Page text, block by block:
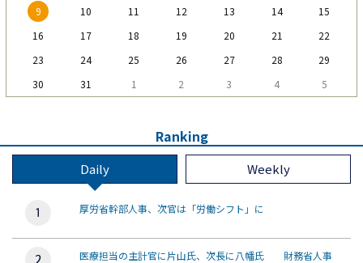
9
10 11 12 13 14
15
16
17 18 19 20 21
22
23
24 25 26 27 28
29
30
31 1 2 3 4 5
Ranking
Daily Weekly
厚労省幹部人事、次官は「労働シフト」に
医療担当の主計官に片山氏、次長に八幡氏 財務省人事